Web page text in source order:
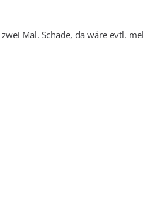
Mal. Schade, da wäre evtl.